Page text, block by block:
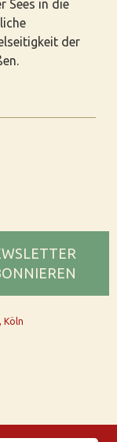
Sees in die
der
Köln